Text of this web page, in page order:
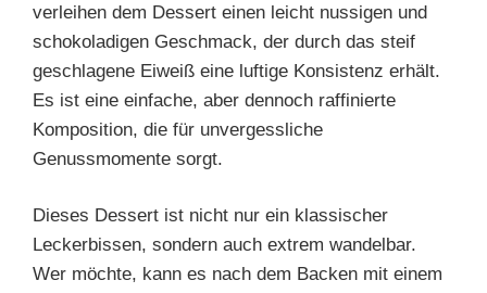
verleihen dem Dessert einen leicht nussigen und
schokoladigen Geschmack, der durch das steif
geschlagene Eiweiß eine luftige Konsistenz erhält.
Es ist eine einfache, aber dennoch raffinierte
Komposition, die für unvergessliche
Genussmomente sorgt.
Dieses Dessert ist nicht nur ein klassischer
Leckerbissen, sondern auch extrem wandelbar.
Wer möchte, kann es nach dem Backen mit einem